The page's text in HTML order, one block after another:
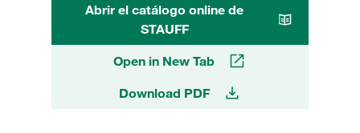
Abrir el catálogo online de
STAUFF
Open in New Tab
Download PDF